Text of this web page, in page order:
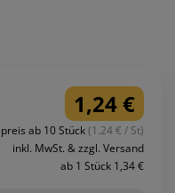
1,24 €
ab 10 Stück(1.24 € / St)
inkl. MwSt. & zzgl. Versand
ab 1 Stück 1,34 €